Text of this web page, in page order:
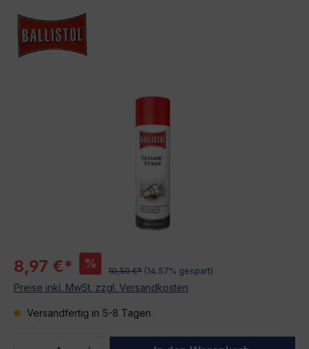
8,97 €* %
10,50 €* (14.57% gespart)
Preise inkl. MwSt. zzgl. Versandkosten
Versandfertig in 5-8 Tagen